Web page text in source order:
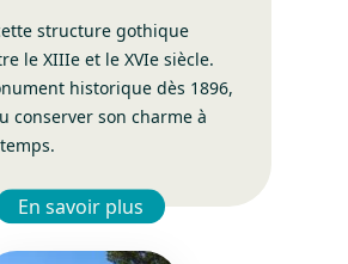
structure gothique
le XIIIe et le XVIe siècle.
historique dès 1896,
conserver son charme à
En savoir plus– L'église de Lambour